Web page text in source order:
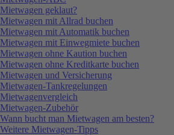
Mietwagen geklaut?
Mietwagen mit Allrad buchen
Mietwagen mit Automatik buchen
Mietwagen mit Einwegmiete buchen
Mietwagen ohne Kaution buchen
Mietwagen ohne Kreditkarte buchen
Mietwagen und Versicherung
Mietwagen-Tankregelungen
Mietwagenvergleich
Mietwagen-Zubehör
Wann bucht man Mietwagen am besten?
Weitere Mietwagen-Tipps